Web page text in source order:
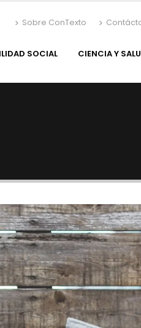
Sobre ConTexto
SOCIAL CIENCIA Y